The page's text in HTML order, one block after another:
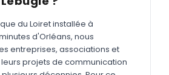
du Loiret installée à
d'Orléans, nous
entreprises, associations et
projets de communication